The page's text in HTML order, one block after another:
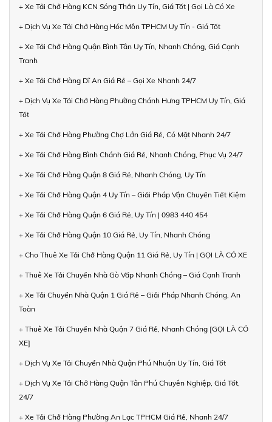
+ Xe Tải Chở Hàng KCN Sóng Thần Uy Tín, Giá Tốt | Gọi Là Có Xe
+ Dịch Vụ Xe Tải Chở Hàng Hóc Môn TPHCM Uy Tín - Giá Tốt
+ Xe Tải Chở Hàng Quận Bình Tân Uy Tín, Nhanh Chóng, Giá Cạnh
Tranh
+ Xe Tải Chở Hàng Dĩ An Giá Rẻ – Gọi Xe Nhanh 24/7
+ Dịch Vụ Xe Tải Chở Hàng Phường Chánh Hưng TPHCM Uy Tín, Giá
Tốt
+ Xe Tải Chở Hàng Phường Chợ Lớn Giá Rẻ, Có Mặt Nhanh 24/7
+ Xe Tải Chở Hàng Bình Chánh Giá Rẻ, Nhanh Chóng, Phục Vụ 24/7
+ Xe Tải Chở Hàng Quận 8 Giá Rẻ, Nhanh Chóng, Uy Tín
+ Xe Tải Chở Hàng Quận 4 Uy Tín – Giải Pháp Vận Chuyển Tiết Kiệm
+ Xe Tải Chở Hàng Quận 6 Giá Rẻ, Uy Tín | 0983 440 454
+ Xe Tải Chở Hàng Quận 10 Giá Rẻ, Uy Tín, Nhanh Chóng
+ Cho Thuê Xe Tải Chở Hàng Quận 11 Giá Rẻ, Uy Tín | GỌI LÀ CÓ XE
+ Thuê Xe Tải Chuyển Nhà Gò Vấp Nhanh Chóng – Giá Cạnh Tranh
+ Xe Tải Chuyển Nhà Quận 1 Giá Rẻ – Giải Pháp Nhanh Chóng, An
Toàn
+ Thuê Xe Tải Chuyển Nhà Quận 7 Giá Rẻ, Nhanh Chóng [GỌI LÀ CÓ
XE]
+ Dịch Vụ Xe Tải Chuyển Nhà Quận Phú Nhuận Uy Tín, Giá Tốt
+ Dịch Vụ Xe Tải Chở Hàng Quận Tân Phú Chuyên Nghiệp, Giá Tốt,
24/7
+ Xe Tải Chở Hàng Phường An Lạc TPHCM Giá Rẻ, Nhanh 24/7